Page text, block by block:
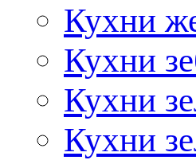
Кухни
Кухни
Кухни
Кухни